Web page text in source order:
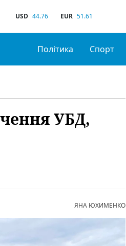
USD 44.76 EUR 51.61
Політика Спорт
УБД,
ЯНА ЮХИМЕНКО